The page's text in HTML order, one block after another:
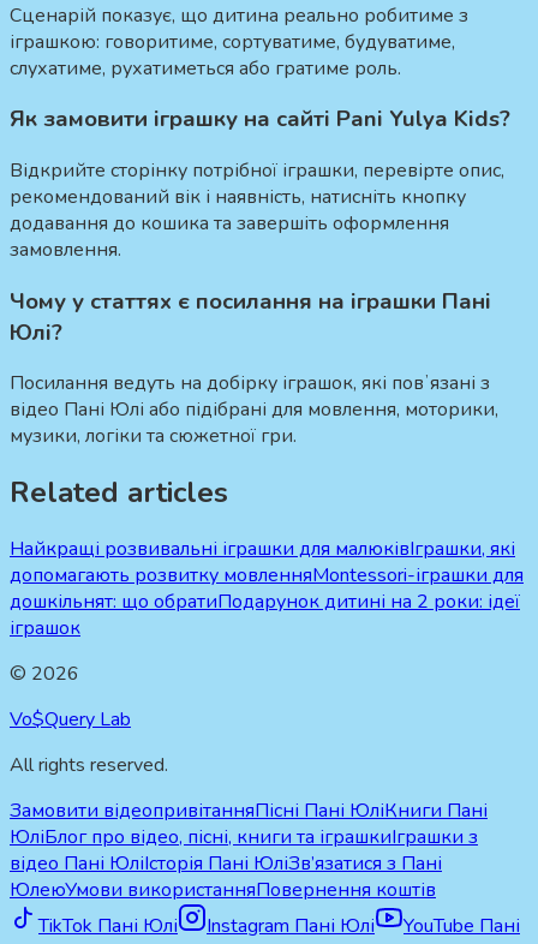
Сценарій показує, що дитина реально робитиме з
іграшкою: говоритиме, сортуватиме, будуватиме,
слухатиме, рухатиметься або гратиме роль.
Як замовити іграшку на сайті Pani Yulya Kids?
Відкрийте сторінку потрібної іграшки, перевірте опис,
рекомендований вік і наявність, натисніть кнопку
додавання до кошика та завершіть оформлення
замовлення.
Чому у статтях є посилання на іграшки Пані
Юлі?
Посилання ведуть на добірку іграшок, які повʼязані з
відео Пані Юлі або підібрані для мовлення, моторики,
музики, логіки та сюжетної гри.
Related articles
Найкращі розвивальні іграшки для малюківІграшки, які
допомагають розвитку мовленняMontessori-іграшки для
дошкільнят: що обратиПодарунок дитині на 2 роки: ідеї
іграшок
© 2026
Vo$Query Lab
All rights reserved.
Замовити відеопривітанняПісні Пані ЮліКниги Пані
ЮліБлог про відео, пісні, книги та іграшкиІграшки з
відео Пані ЮліІсторія Пані ЮліЗв’язатися з Пані
ЮлеюУмови використанняПовернення коштів
TikTok Пані Юлі
Instagram Пані Юлі
YouTube Пані